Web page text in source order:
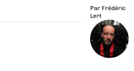
Par Frédéric
Lert